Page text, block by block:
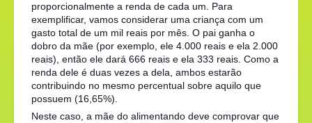
proporcionalmente a renda de cada um. Para
exemplificar, vamos considerar uma criança com um
gasto total de um mil reais por mês. O pai ganha o
dobro da mãe (por exemplo, ele 4.000 reais e ela 2.000
reais), então ele dará 666 reais e ela 333 reais. Como a
renda dele é duas vezes a dela, ambos estarão
contribuindo no mesmo percentual sobre aquilo que
possuem (16,65%).
Neste caso, a mãe do alimentando deve comprovar que